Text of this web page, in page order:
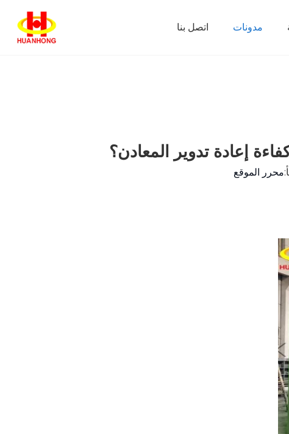
اتصل بنا مدونات
إعادة تدوير المعادن؟
محرر الموقع